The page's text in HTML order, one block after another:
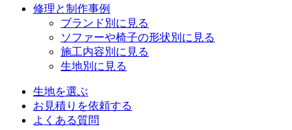
修理と制作事例
ブランド別に見る
ソファーや椅子の形状別に見る
施工内容別に見る
生地別に見る
生地を選ぶ
お見積りを依頼する
よくある質問